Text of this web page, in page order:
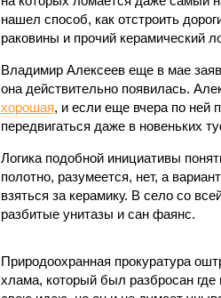
нашел способ, как отстроить
раковины и прочий керамический
Владимир Алексеев еще в мае
она действительно появилась.
хорошая, и если еще вчера по ней
передвигаться даже в новеньких
Логика подобной инициативы
полотно, разумеется, нет, а
взяться за керамику. В село со
разбитые унитазы и сан фаянс.
Природоохранная прокуратура
хлама, который был разбросан